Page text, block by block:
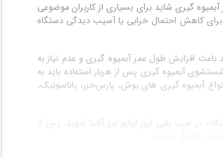
گیری شاید برای بسیاری از کاربران موضوعی
کاهش احتمال خرابی یا آسیب دیدگی دستگاه
باعث افزایش طول عمر آبمیوه گیری و عدم نیاز به
آبمیوه گیری پس از هربار استفاده باید به
آبمیوه گیری های بوش، پارس‌خزر، پاناسونیک،
در عیب یابی این لوازم نیز آشنا شوید. پس از